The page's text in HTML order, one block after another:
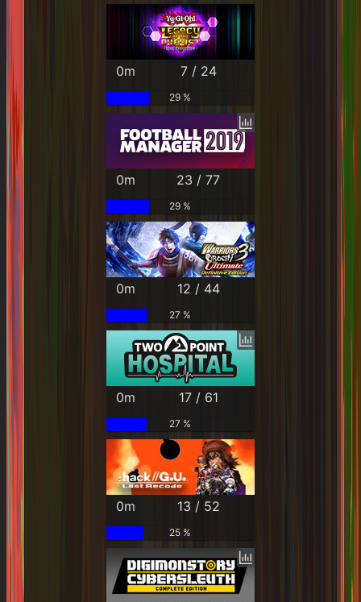
0m 7 / 24
29 %
0m 23 / 77
29 %
0m 12 / 44
27 %
0m 17 / 61
27 %
0m 13 / 52
25 %